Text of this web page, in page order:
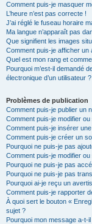
Comment puis-je masquer
L’heure n’est pas correcte !
J’ai réglé le fuseau horaire
Ma langue n’apparaît pas
Que signifient les images
Comment puis-je afficher un
Quel est mon rang et
Pourquoi m’est-il demandé
électronique d’un utilisateur ?
Problèmes de publication
Comment puis-je publier un
Comment puis-je modifier
Comment puis-je insérer
Comment puis-je créer un
Pourquoi ne puis-je pas
Comment puis-je modifier
Pourquoi ne puis-je pas
Pourquoi ne puis-je pas
Pourquoi ai-je reçu un
Comment puis-je rapporter
À quoi sert le bouton «
sujet ?
Pourquoi mon message a-t-